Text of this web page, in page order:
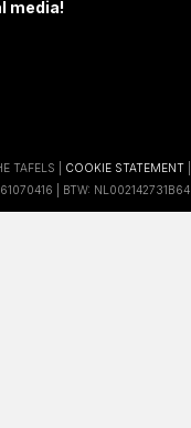
media!
TAFELS | COOKIE STATEMENT
61070416 | BTW: NL002142731B64